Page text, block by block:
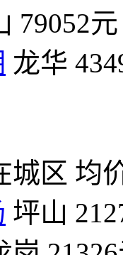
79052元
龙华
城区 均
坪山